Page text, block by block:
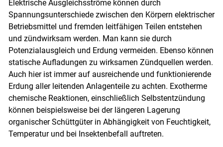
Elektrische Ausgleichsströme können durch
Spannungsunterschiede zwischen den Körpern elektrischer
Betriebsmittel und fremden leitfähigen Teilen entstehen
und zündwirksam werden. Man kann sie durch
Potenzialausgleich und Erdung vermeiden. Ebenso können
statische Aufladungen zu wirksamen Zündquellen werden.
Auch hier ist immer auf ausreichende und funktionierende
Erdung aller leitenden Anlagenteile zu achten. Exotherme
chemische Reaktionen, einschließlich Selbstentzündung
können beispielsweise bei der längeren Lagerung
organischer Schüttgüter in Abhängigkeit von Feuchtigkeit,
Temperatur und bei Insektenbefall auftreten.